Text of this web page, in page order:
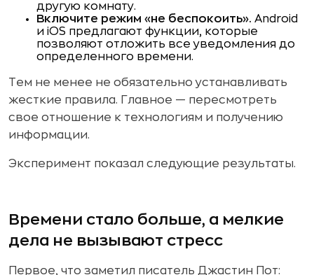
другую комнату.
Включите режим «не беспокоить». Android
и iOS предлагают функции, которые
позволяют отложить все уведомления до
определенного времени.
Тем не менее не обязательно устанавливать
жесткие правила. Главное — пересмотреть
свое отношение к технологиям и получению
информации.
Эксперимент показал следующие результаты.
Времени стало больше, а мелкие
дела не вызывают стресс
Первое, что заметил писатель Джастин Пот: